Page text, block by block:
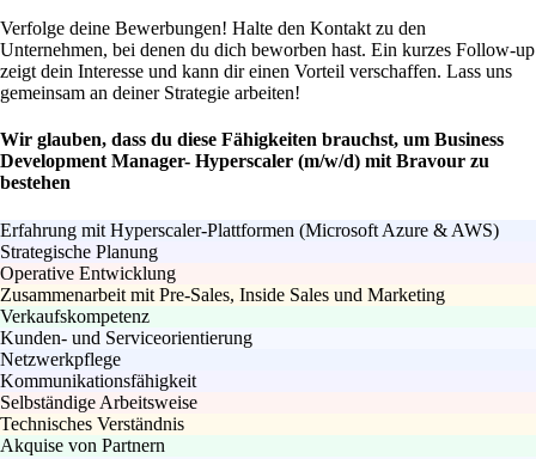
Verfolge deine Bewerbungen! Halte den Kontakt zu den
Unternehmen, bei denen du dich beworben hast. Ein kurzes Follow-up
zeigt dein Interesse und kann dir einen Vorteil verschaffen. Lass uns
gemeinsam an deiner Strategie arbeiten!
Wir glauben, dass du diese Fähigkeiten brauchst, um Business
Development Manager- Hyperscaler (m/w/d) mit Bravour zu
bestehen
Erfahrung mit Hyperscaler-Plattformen (Microsoft Azure & AWS)
Strategische Planung
Operative Entwicklung
Zusammenarbeit mit Pre-Sales, Inside Sales und Marketing
Verkaufskompetenz
Kunden- und Serviceorientierung
Netzwerkpflege
Kommunikationsfähigkeit
Selbständige Arbeitsweise
Technisches Verständnis
Akquise von Partnern